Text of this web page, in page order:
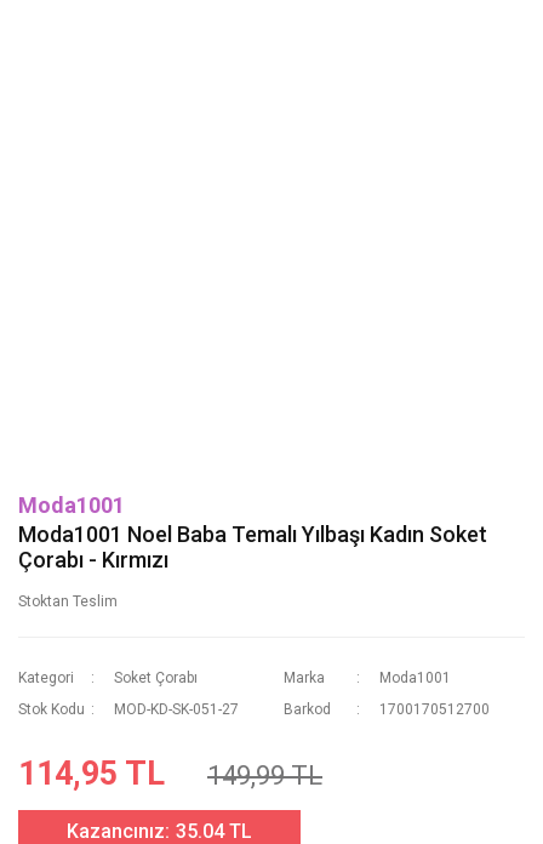
Moda1001
Moda1001 Noel Baba Temalı Yılbaşı Kadın Soket
Çorabı - Kırmızı
Stoktan Teslim
Kategori Soket Çorabı Marka
Moda1001
Stok Kodu
MOD-KD-SK-051-27 Barkod 1700170512700
114,95 TL 149,99 TL
Kazancınız: 35.04 TL